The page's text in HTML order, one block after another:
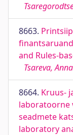
8663.
and Rules-
Tsareva,
8664. Kruus-
laboratoorne
seadmete
laboratory